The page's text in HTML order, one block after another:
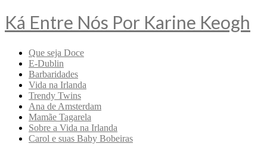
Ká Entre Nós Por Karine Keogh
Que seja Doce
E-Dublin
Barbaridades
Vida na Irlanda
Trendy Twins
Ana de Amsterdam
Mamãe Tagarela
Sobre a Vida na Irlanda
Carol e suas Baby Bobeiras